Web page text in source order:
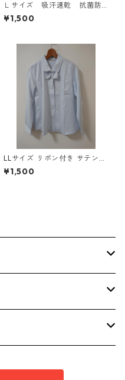
Ｌサイズ 吸汗速乾 抗菌防
臭・消臭 ハローキティ ド
ライメッシュＴシャツ ブラ
¥1,500
LLサイズ リボン付き サテン調
シャツブラウス サックス ◆KI
Y-1301◆
¥1,500